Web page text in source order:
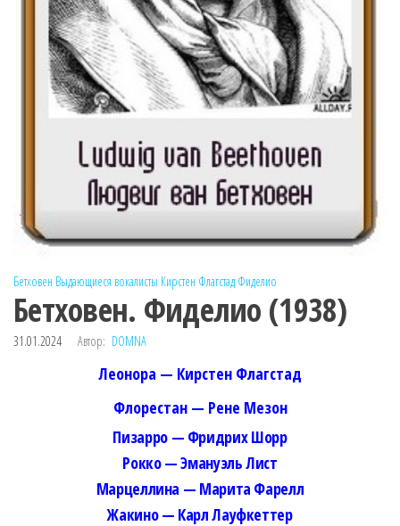
Бетховен Выдающиеся вокалисты Кирстен Флагстад Фиделио
Бетховен. Фиделио (1938)
31.01.2024 Автор: DOMNA
Леонора — Кирстен Флагстад
Флорестан — Рене Мезон
Пизарро — Фридрих Шорр
Рокко — Эмануэль Лист
Марцеллина — Марита Фарелл
Жакино — Карл Лауфкеттер